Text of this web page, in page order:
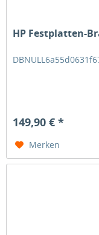
HP Festplatten-
149,90 € *
Merken